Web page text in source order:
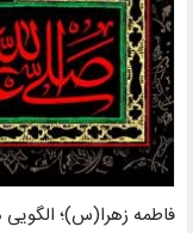
فاطمه زهرا(س)؛ الگویی